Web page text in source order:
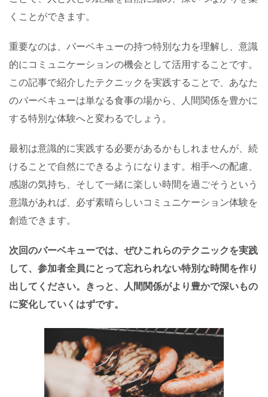
くことができます。
重要なのは、バーベキューの持つ特別な力を理解し、意識
的にコミュニケーションの機会として活用することです。
この記事で紹介したテクニックを実践することで、あなた
のバーベキューは単なる食事の場から、人間関係を豊かに
する特別な体験へと変わるでしょう。
最初は意識的に実践する必要があるかもしれませんが、続
けることで自然にできるようになります。相手への配慮、
感謝の気持ち、そして一緒に楽しい時間を過ごそうという
意識があれば、必ず素晴らしいコミュニケーション体験を
創造できます。
次回のバーベキューでは、ぜひこれらのテクニックを実践
して、参加者全員にとって忘れられない特別な時間を作り
出してください。きっと、人間関係がより豊かで深いもの
に変化していくはずです。